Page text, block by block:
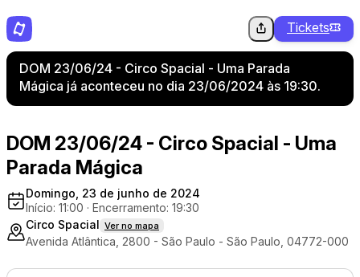
Tickets
DOM 23/06/24 - Circo Spacial - Uma Parada
Mágica já aconteceu no dia 23/06/2024 às 19:30.
DOM 23/06/24 - Circo Spacial - Uma
Parada Mágica
Domingo, 23 de junho de 2024
Início: 11:00 · Encerramento: 19:30
Circo Spacial Ver no mapa
Avenida Atlântica, 2800 - São Paulo - São Paulo, 04772-000